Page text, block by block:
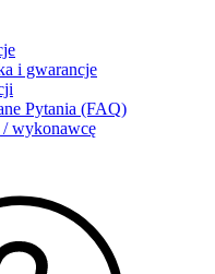
i gwarancje
Pytania (FAQ)
/ wykonawcę